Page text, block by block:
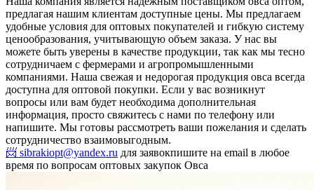
предлагая нашим клиентам доступные цены. Мы предлагаем
удобные условия для оптовых покупателей и гибкую систему
ценообразования, учитывающую объем заказа. У нас вы
можете быть уверены в качестве продукции, так как мы тесно
сотрудничаем с фермерами и агропромышленными
компаниями. Наша свежая и недорогая продукция овса всегда
доступна для оптовой покупки. Если у вас возникнут
вопросы или вам будет необходима дополнительная
информация, просто свяжитесь с нами по телефону или
напишите. Мы готовы рассмотреть ваши пожелания и сделать
сотрудничество взаимовыгодным.
📨 sibrakiopt@yandex.ru для заявокпишите на email в любое
время по вопросам оптовых закупок Овса